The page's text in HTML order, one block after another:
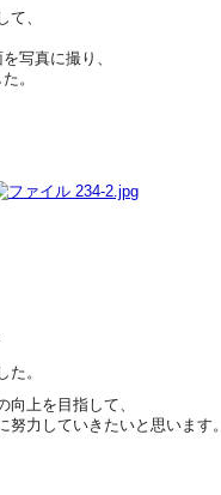
、
写真に撮り、
。
。
上を目指して、
力していきたいと思います。